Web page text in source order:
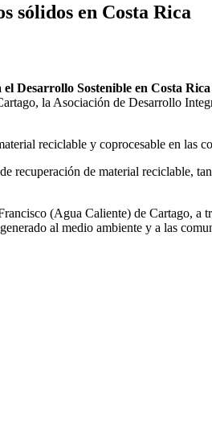
sólidos en Costa Rica
Desarrollo Sostenible en Costa Rica
la Asociación de Desarrollo
reciclable y coprocesable en las
de material reciclable,
(Agua Caliente) de Cartago, a
al medio ambiente y a las